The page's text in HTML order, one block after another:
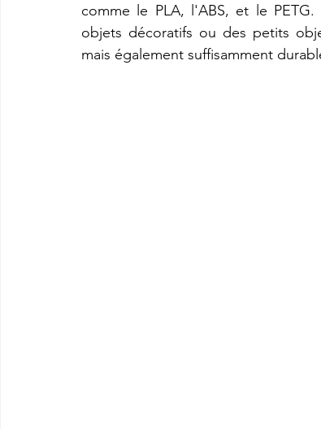
comme le PLA, l'ABS, et le
objets décoratifs ou des petits
mais également suffisamment